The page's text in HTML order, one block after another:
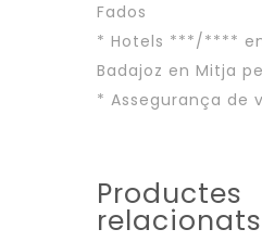
Fados
* Hotels ***/****
Badajoz en Mitja
* Assegurança de
Productes
relacionats